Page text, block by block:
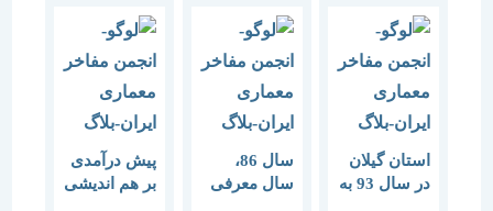
استان گیلان
در سال 93 به
سال 86،
سال معرفی
پیش درآمدی
بر هم اندیشی